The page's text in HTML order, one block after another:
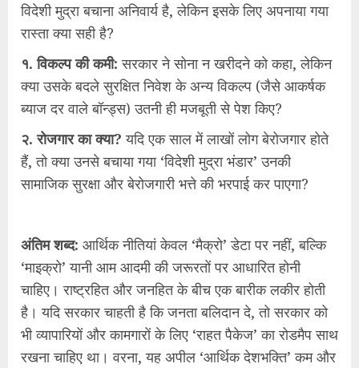
विदेशी मुद्रा बचाना अनिवार्य है, लेकिन इसके लिए अपनाया गया
रास्ता क्या सही है?
१. विकल्प की कमी: सरकार ने सोना न खरीदने को कहा, लेकिन
क्या उसके बदले सुरक्षित निवेश के अन्य विकल्प (जैसे आकर्षक
ब्याज दर वाले बॉन्ड्स) उतनी ही मजबूती से पेश किए?
२. रोजगार का क्या? यदि एक साल में लाखों लोग बेरोजगार होते
हैं, तो क्या उनसे बचाया गया ‘विदेशी मुद्रा भंडार’ उनकी
सामाजिक सुरक्षा और बेरोजगारी भत्ते की भरपाई कर पाएगा?
अंतिम शब्द: आर्थिक नीतियां केवल ‘मैक्रो’ डेटा पर नहीं, बल्कि
‘माइक्रो’ यानी आम आदमी की जरूरतों पर आधारित होनी
चाहिए। राष्ट्रहित और जनहित के बीच एक बारीक लकीर होती
है। यदि सरकार चाहती है कि जनता बलिदान दे, तो सरकार को
भी व्यापारियों और कामगारों के लिए ‘राहत पैकेज’ का रोडमैप साथ
रखना चाहिए था। वरना, यह अपील ‘आर्थिक देशभक्ति’ कम और